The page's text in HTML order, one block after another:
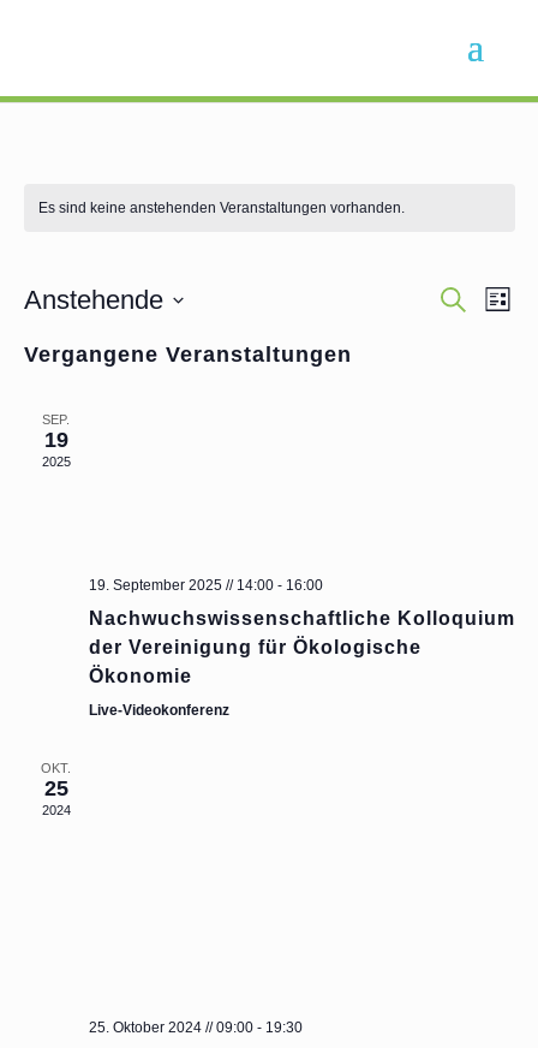
Es sind keine anstehenden Veranstaltungen vorhanden.
Suche
Liste
Anstehende
wählen.
Vergangene Veranstaltungen
SEP.
19
2025
19. September 2025 // 14:00- 16:00
Nachwuchswissenschaftliche Kolloquium
der Vereinigung für Ökologische
Ökonomie
Live-Videokonferenz
OKT.
25
2024
25. Oktober 2024 // 09:00- 19:30